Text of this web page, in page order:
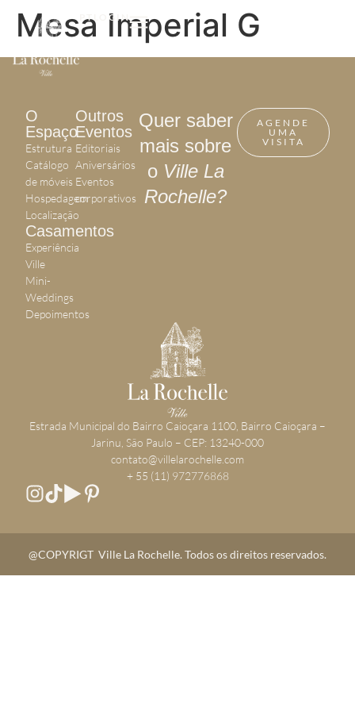
PTLOGIN
Mesa Imperial G
O
Espaço
Estrutura
Catálogo
de móveis
Hospedagem
Localização
Casamentos
Experiência
Ville
Mini-
Weddings
Depoimentos
Outros
Eventos
Editoriais
Aniversários
Eventos
corporativos
Quer saber
mais sobre
o Ville La
Rochelle?
AGENDE
UMA
VISITA
​Estrada Municipal do Bairro Caioçara 1100, Bairro Caioçara –
Jarinu, São Paulo – CEP: 13240-000
contato@villelarochelle.com
+ 55 (11) 972776868
@COPYRIGT Ville La Rochelle. Todos os direitos reservados.